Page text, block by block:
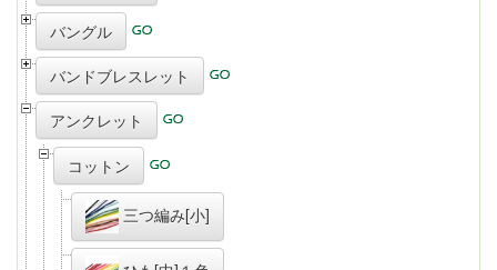
バングル
バンドブレスレット
アンクレット
コットン
三つ編み[小]